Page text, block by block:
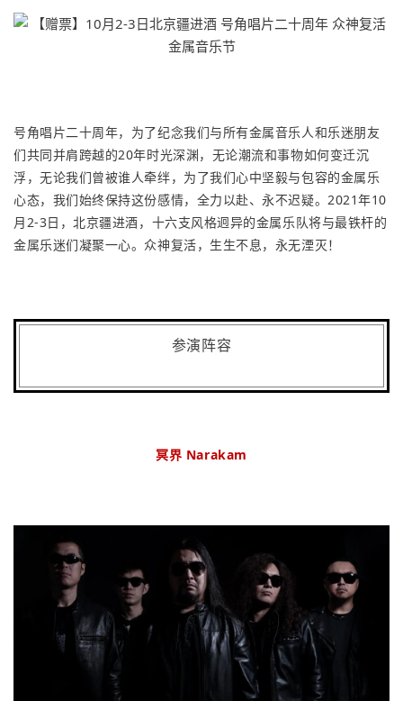
号角唱片二十周年，为了纪念我们与所有金属音乐人和乐迷朋友
们共同并肩跨越的20年时光深渊，无论潮流和事物如何变迁沉
浮，无论我们曾被谁人牵绊，为了我们心中坚毅与包容的金属乐
心态，我们始终保持这份感情，全力以赴、永不迟疑。2021年10
月2-3日，北京疆进酒，十六支风格迥异的金属乐队将与最铁杆的
金属乐迷们凝聚一心。众神复活，生生不息，永无湮灭！
参演阵容
冥界 Narakam